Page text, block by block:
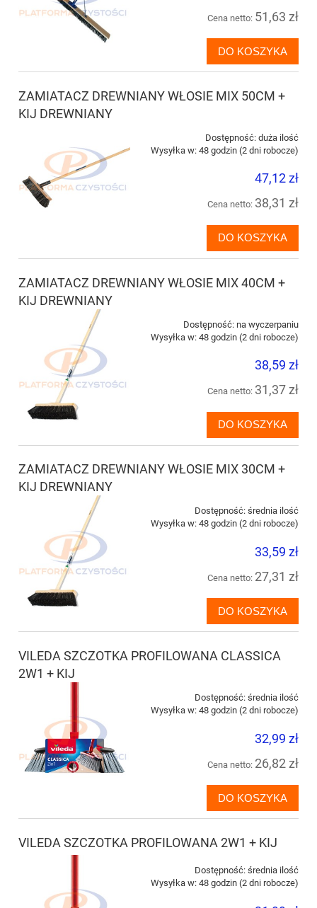
Cena netto: 51,63 zł
DO KOSZYKA
ZAMIATACZ DREWNIANY WŁOSIE MIX 50CM +
KIJ DREWNIANY
Dostępność: duża ilość
Wysyłka w: 48 godzin (2 dni robocze)
47,12 zł
Cena netto: 38,31 zł
DO KOSZYKA
ZAMIATACZ DREWNIANY WŁOSIE MIX 40CM +
KIJ DREWNIANY
Dostępność: na wyczerpaniu
Wysyłka w: 48 godzin (2 dni robocze)
38,59 zł
Cena netto: 31,37 zł
DO KOSZYKA
ZAMIATACZ DREWNIANY WŁOSIE MIX 30CM +
KIJ DREWNIANY
Dostępność: średnia ilość
Wysyłka w: 48 godzin (2 dni robocze)
33,59 zł
Cena netto: 27,31 zł
DO KOSZYKA
VILEDA SZCZOTKA PROFILOWANA CLASSICA
2W1 + KIJ
Dostępność: średnia ilość
Wysyłka w: 48 godzin (2 dni robocze)
32,99 zł
Cena netto: 26,82 zł
DO KOSZYKA
VILEDA SZCZOTKA PROFILOWANA 2W1 + KIJ
Dostępność: średnia ilość
Wysyłka w: 48 godzin (2 dni robocze)